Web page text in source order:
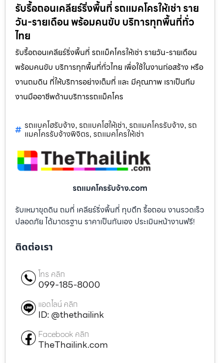
รับรื้อถอนเคลียร์ริ่งพื้นที่ รถแมคโครให้เช่า ราย
วัน-รายเดือน พร้อมคนขับ บริการทุกพื้นที่ทั่ว
ไทย
รับรื้อถอนเคลียร์ริ่งพื้นที่ รถแม็คโครให้เช่า รายวัน-รายเดือน
พร้อมคนขับ บริการทุกพื้นที่ทั่วไทย เพื่อใช้ในงานก่อสร้าง หรือ
งานถมดิน ที่ให้บริการอย่างเต็มที่ และ มีคุณภาพ เราเป็นทีม
งานมืออาชีพด้านบริการรถแม็คโคร
รถแบคโฮรับจ้าง, รถแบคโฮให้เช่า, รถแมคโครรับจ้าง, รถ
แมคโครรับจ้างพิจิตร, รถแมคโครให้เช่า
รถแมคโครรับจ้าง.com
รับเหมาขุดดิน ถมที่ เคลียร์ริ่งพื้นที่ ทุบตึก รื้อถอน งานรวดเร็ว
ปลอดภัย ได้มาตรฐาน ราคาเป็นกันเอง ประเมินหน้างานฟรี!
ติดต่อเรา
โทร คลิก
099-185-8000
แอดไลน์ คลิก
ID: @thethailink
Facebook คลิก
TheThailink.com